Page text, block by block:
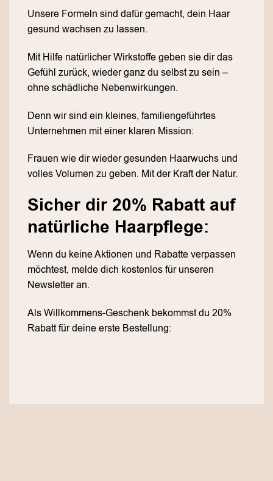
Unsere Formeln sind dafür gemacht, dein Haar
gesund wachsen zu lassen.
Mit Hilfe natürlicher Wirkstoffe geben sie dir das
Gefühl zurück, wieder ganz du selbst zu sein –
ohne schädliche Nebenwirkungen.
Denn wir sind ein kleines, familiengeführtes
Unternehmen mit einer klaren Mission:
Frauen wie dir wieder gesunden Haarwuchs und
volles Volumen zu geben. Mit der Kraft der Natur.
Sicher dir 20% Rabatt auf
natürliche Haarpflege:
Wenn du keine Aktionen und Rabatte verpassen
möchtest, melde dich kostenlos für unseren
Newsletter an.
Als Willkommens-Geschenk bekommst du 20%
Rabatt für deine erste Bestellung: